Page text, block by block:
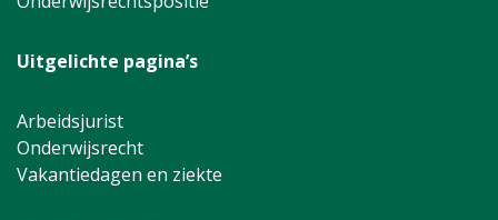
Uitgelichte pagina’s
Arbeidsjurist
Onderwijsrecht
Vakantiedagen en ziekte